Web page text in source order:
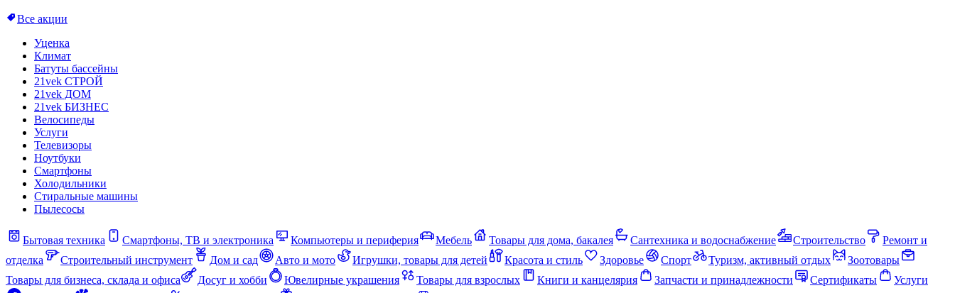
Все акции
Уценка
Климат
Батуты бассейны
21vek СТРОЙ
21vek ДОМ
21vek БИЗНЕС
Велосипеды
Услуги
Телевизоры
Ноутбуки
Смартфоны
Холодильники
Стиральные машины
Пылесосы
Бытовая техника Смартфоны, ТВ и электроника Компьютеры и периферия Мебель Товары для дома, бакалея Сантехника и водоснабжение Строительство
Ремонт и
отделка
Строительный инструмент Дом и сад Авто и мото Игрушки, товары для детей Красота и стиль Здоровье Спорт Туризм, активный отдых
Зоотовары
Товары для бизнеса, склада и офиса
Досуг и хобби Ювелирные украшения Товары для взрослых Книги и канцелярия Запчасти и принадлежности Сертификаты
Услуги